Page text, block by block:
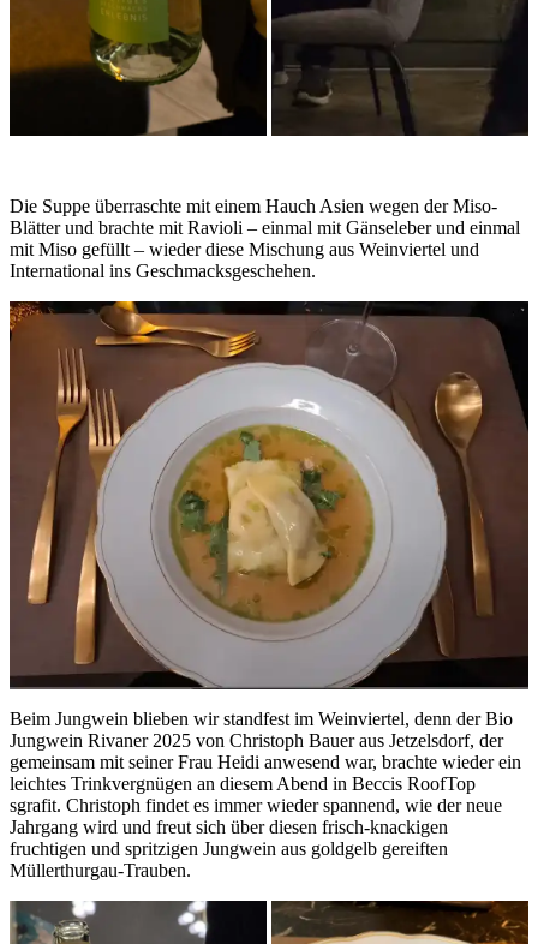
Die Suppe überraschte mit einem Hauch Asien wegen der Miso-
Blätter und brachte mit Ravioli – einmal mit Gänseleber und einmal
mit Miso gefüllt – wieder diese Mischung aus Weinviertel und
International ins Geschmacksgeschehen.
Beim Jungwein blieben wir standfest im Weinviertel, denn der Bio
Jungwein Rivaner 2025 von Christoph Bauer aus Jetzelsdorf, der
gemeinsam mit seiner Frau Heidi anwesend war, brachte wieder ein
leichtes Trinkvergnügen an diesem Abend in Beccis RoofTop
sgrafit. Christoph findet es immer wieder spannend, wie der neue
Jahrgang wird und freut sich über diesen frisch-knackigen
fruchtigen und spritzigen Jungwein aus goldgelb gereiften
Müllerthurgau-Trauben.